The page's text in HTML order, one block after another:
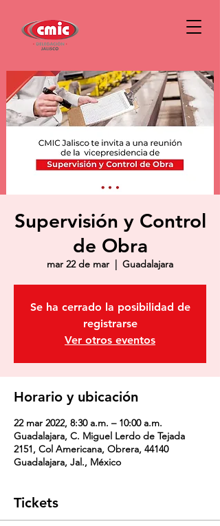
Supervisión y Control
de Obra
mar 22 de mar
  |
Guadalajara
Se ha cerrado la posibilidad de
registrarse
Ver otros eventos
Horario y ubicación
22 mar 2022, 8:30 a.m. – 10:00 a.m.
Guadalajara, C. Miguel Lerdo de Tejada
2151, Col Americana, Obrera, 44140
Guadalajara, Jal., México
Tickets